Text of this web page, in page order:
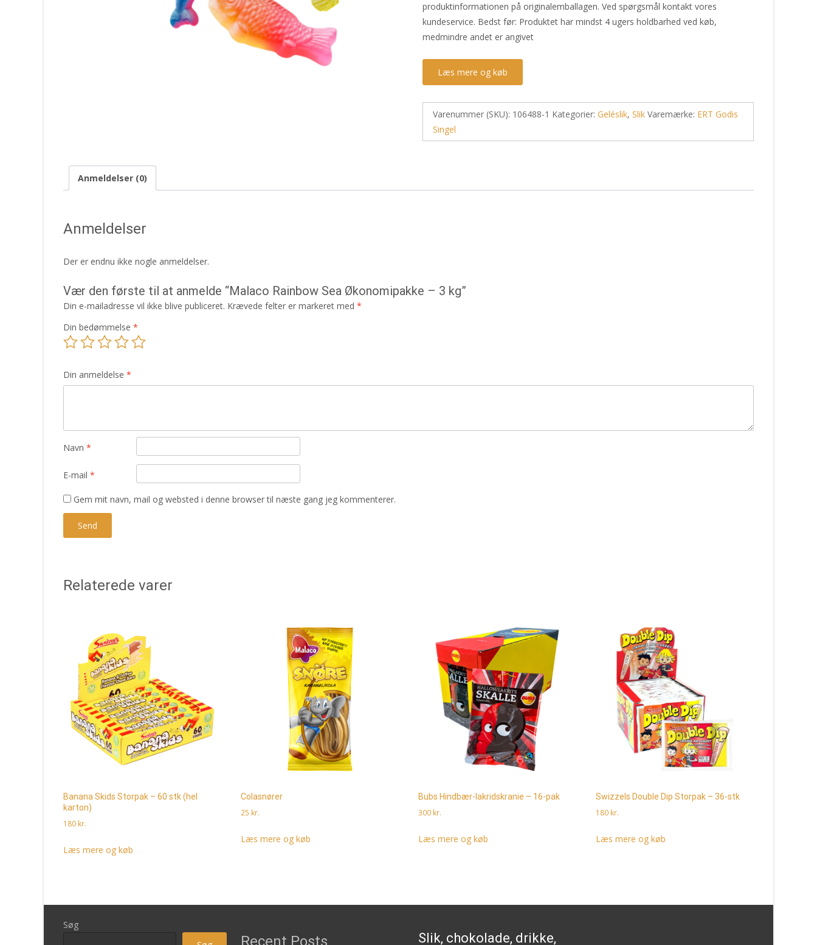
produktinformationen på originalemballagen. Ved spørgsmål kontakt vores
kundeservice. Bedst før: Produktet har mindst 4 ugers holdbarhed ved køb,
medmindre andet er angivet
Læs mere og køb
Varenummer (SKU): 106488-1 Kategorier: Geléslik, Slik Varemærke: ERT Godis
Singel
Anmeldelser (0)
Anmeldelser
Der er endnu ikke nogle anmeldelser.
Vær den første til at anmelde “Malaco Rainbow Sea Økonomipakke – 3 kg”
Din e-mailadresse vil ikke blive publiceret. Krævede felter er markeret med *
Din bedømmelse *
Din anmeldelse *
Navn *
E-mail *
Gem mit navn, mail og websted i denne browser til næste gang jeg kommenterer.
Relaterede varer
Banana Skids Storpak – 60 stk (hel
karton)
180 kr.
Læs mere og køb
Colasnører
25 kr.
Læs mere og køb
Bubs Hindbær-lakridskranie – 16-pak
300 kr.
Læs mere og køb
Swizzels Double Dip Storpak – 36-stk
180 kr.
Læs mere og køb
Søg
Recent Posts Slik, chokolade, drikke,